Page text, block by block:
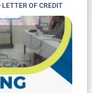
OF CREDIT